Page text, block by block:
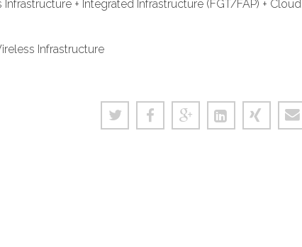
+ Integrated Infrastructure (FGT/FAP) + Cloud
Infrastructure